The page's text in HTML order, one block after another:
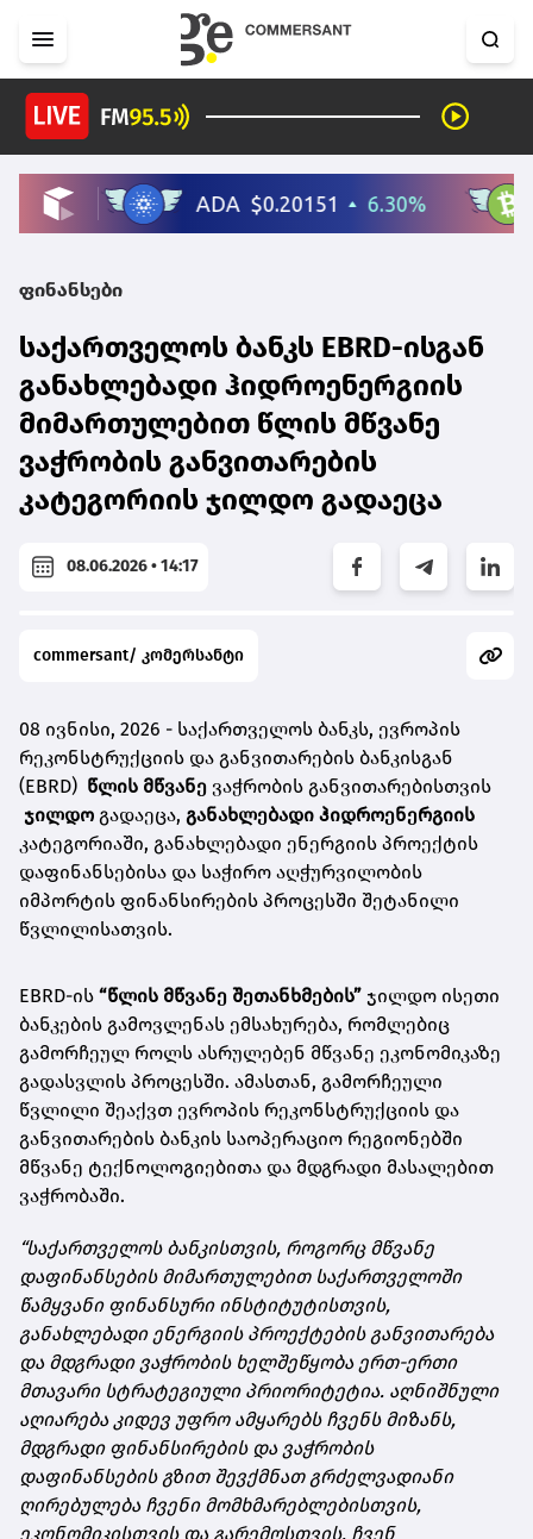
ფინანსები
საქართველოს ბანკს EBRD-ისგან
განახლებადი ჰიდროენერგიის
მიმართულებით წლის მწვანე
ვაჭრობის განვითარების
კატეგორიის ჯილდო გადაეცა
08.06.2026 • 14:17
commersant/ კომერსანტი
08 ივნისი, 2026 - საქართველოს ბანკს, ევროპის
რეკონსტრუქციის და განვითარების ბანკისგან
(EBRD) წლის მწვანე ვაჭრობის განვითარებისთვის
ჯილდო გადაეცა, განახლებადი ჰიდროენერგიის
კატეგორიაში, განახლებადი ენერგიის პროექტის
დაფინანსებისა და საჭირო აღჭურვილობის
იმპორტის ფინანსირების პროცესში შეტანილი
წვლილისათვის.
EBRD-ის “წლის მწვანე შეთანხმების” ჯილდო ისეთი
ბანკების გამოვლენას ემსახურება, რომლებიც
გამორჩეულ როლს ასრულებენ მწვანე ეკონომიკაზე
გადასვლის პროცესში. ამასთან, გამორჩეული
წვლილი შეაქვთ ევროპის რეკონსტრუქციის და
განვითარების ბანკის საოპერაციო რეგიონებში
მწვანე ტექნოლოგიებითა და მდგრადი მასალებით
ვაჭრობაში.
“საქართველოს ბანკისთვის, როგორც მწვანე
დაფინანსების მიმართულებით საქართველოში
წამყვანი ფინანსური ინსტიტუტისთვის,
განახლებადი ენერგიის პროექტების განვითარება
და მდგრადი ვაჭრობის ხელშეწყობა ერთ-ერთი
მთავარი სტრატეგიული პრიორიტეტია. აღნიშნული
აღიარება კიდევ უფრო ამყარებს ჩვენს მიზანს,
მდგრადი ფინანსირების და ვაჭრობის
დაფინანსების გზით შევქმნათ გრძელვადიანი
ღირებულება ჩვენი მომხმარებლებისთვის,
ეკონომიკისთვის და გარემოსთვის. ჩვენ